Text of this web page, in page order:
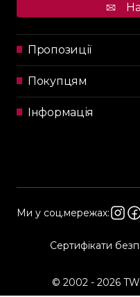
Пропозиції
Покупцям
Інформація
Сертифікати
Ми у соц.мережах:
© 2002 - 2026